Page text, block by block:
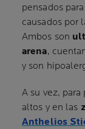
pensados
causados por
Ambos son
arena,
y son
A su vez, para
altos y en las
Anthelios